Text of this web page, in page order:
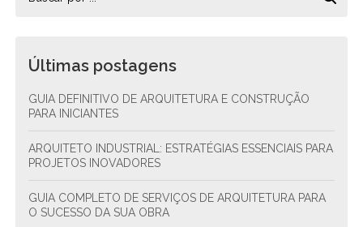
Últimas postagens
GUIA DEFINITIVO DE ARQUITETURA E CONSTRUÇÃO
PARA INICIANTES
ARQUITETO INDUSTRIAL: ESTRATÉGIAS ESSENCIAIS PARA
PROJETOS INOVADORES
GUIA COMPLETO DE SERVIÇOS DE ARQUITETURA PARA
O SUCESSO DA SUA OBRA